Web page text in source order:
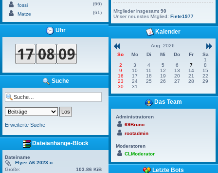
fossi
(66)
Matze
(61)
Uhr
Suche
Erweiterte Suche
Dateianhänge-Block
Dateiname
Flyer A6 2023 o...
Größe:
103.86 KiB
Mitglieder insgesamt90
Unser neuestes Mitglied:Fiete1977
Kalender
Aug. 2026
So
Mo Di Mi Do Fr
Sa
1
2
3 4 5 6 7
8
9
10 11 12 13 14
15
16
17 18 19 20 21
22
23
24 25 26 27 28
29
30
31
Das Team
Administratoren
69Bruno
rootadmin
Moderatoren
CLModerator
Letzte Bots